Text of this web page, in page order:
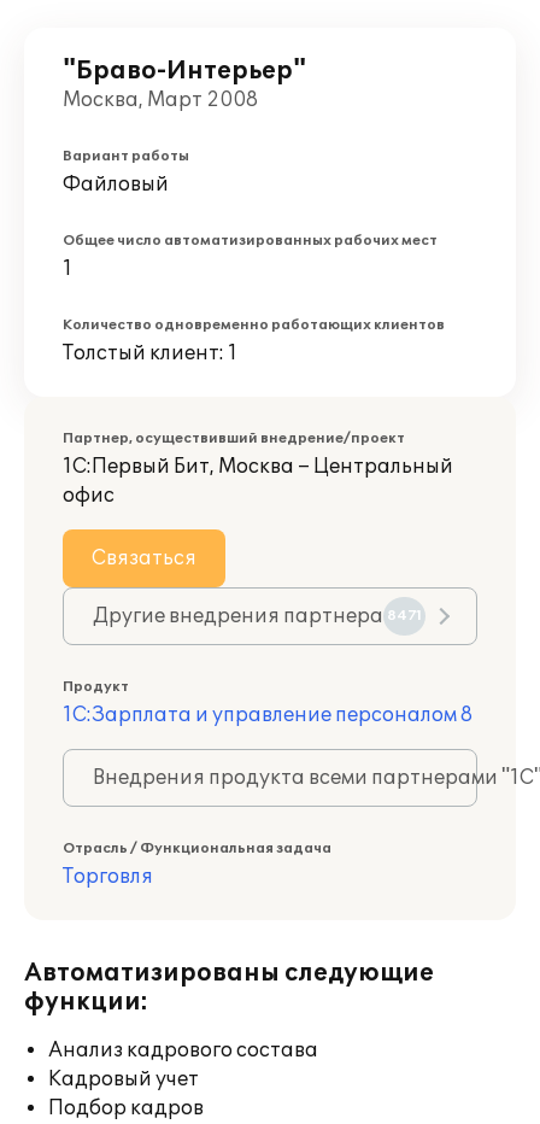
"Браво-Интерьер"
Москва, Март 2008
Вариант работы
Файловый
Общее число автоматизированных рабочих мест
1
Количество одновременно работающих клиентов
Толстый клиент: 1
Партнер, осуществивший внедрение/проект
1С:Первый Бит, Москва – Центральный
офис
Связаться
Другие внедрения партнера 8471
Продукт
1С:Зарплата и управление персоналом 8
Внедрения продукта всеми партнерами
Отрасль / Функциональная задача
Торговля
Автоматизированы следующие
функции:
Анализ кадрового состава
Кадровый учет
Подбор кадров